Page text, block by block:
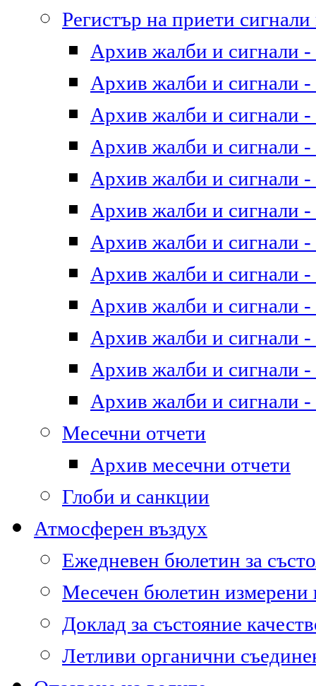
Регистър на приети
Архив жалби и сигнали -
Архив жалби и сигнали -
Архив жалби и сигнали -
Архив жалби и сигнали -
Архив жалби и сигнали -
Архив жалби и сигнали -
Архив жалби и сигнали -
Архив жалби и сигнали -
Архив жалби и сигнали -
Архив жалби и сигнали -
Архив жалби и сигнали -
Архив жалби и сигнали -
Месечни отчети
Архив месечни отчети
Глоби и санкции
Атмосферен въздух
Ежедневен бюлетин за
Месечен бюлетин
Доклад за състояние
Летливи органични